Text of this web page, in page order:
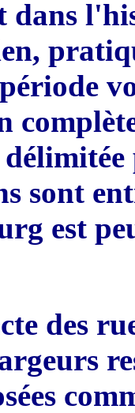
dans
complè
sont
est
des